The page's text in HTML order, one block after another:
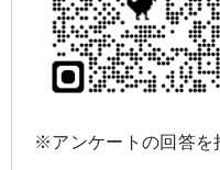
※アンケートの回答を